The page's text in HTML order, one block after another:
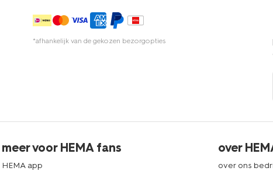
*afhankelijk van de gekozen bezorgopties
meer voor HEMA fans
HEMA app
over
over ons